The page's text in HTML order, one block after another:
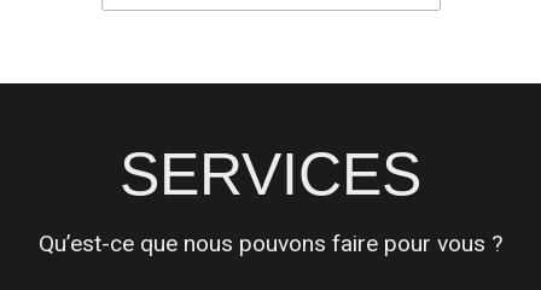
SERVICES
Qu’est-ce que nous pouvons faire pour vous ?